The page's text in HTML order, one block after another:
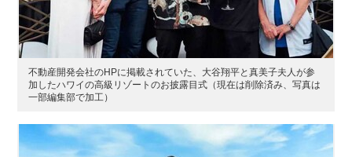
不動産開発会社のHPに掲載されていた、大谷翔平と真美子夫人が参
加したハワイの高級リゾートのお披露目式（現在は削除済み、写真は
一部編集部で加工）